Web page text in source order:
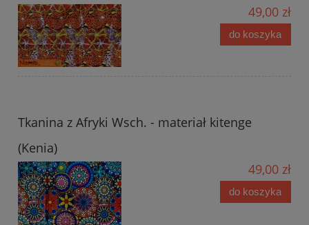
49,00 zł
do koszyka
Tkanina z Afryki Wsch. - materiał kitenge
(Kenia)
49,00 zł
do koszyka